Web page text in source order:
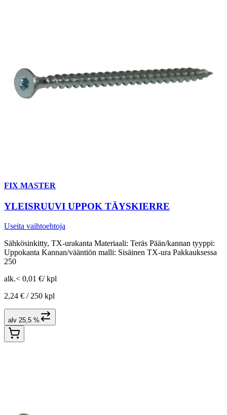
FIX MASTER
YLEISRUUVI UPPOK TÄYSKIERRE
Useita vaihtoehtoja
Sähkösinkitty, TX-urakanta Materiaali: Teräs Pään/kannan tyyppi:
Uppokanta Kannan/vääntiön malli: Sisäinen TX-ura Pakkauksessa
250
alk.< 0,01 €/ kpl
2,24 € / 250 kpl
alv 25,5 %